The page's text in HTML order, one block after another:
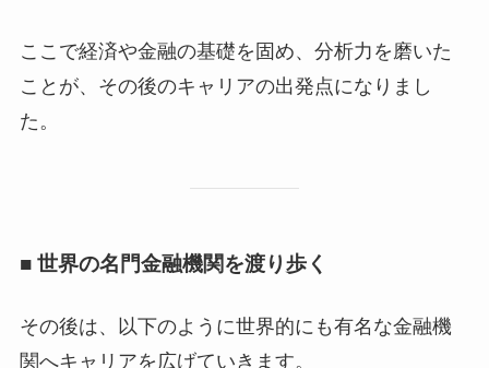
ここで経済や金融の基礎を固め、分析力を磨いた
ことが、その後のキャリアの出発点になりまし
た。
■ 世界の名門金融機関を渡り歩く
その後は、以下のように世界的にも有名な金融機
関へキャリアを広げていきます。